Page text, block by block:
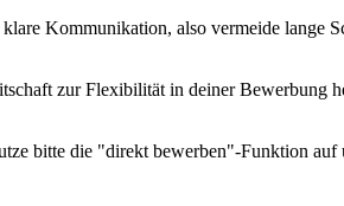
Kommunikation, also vermeide lange
zur Flexibilität in deiner Bewerbung
bitte die "direkt bewerben"-Funktion